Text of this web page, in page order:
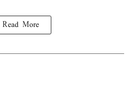
Read More